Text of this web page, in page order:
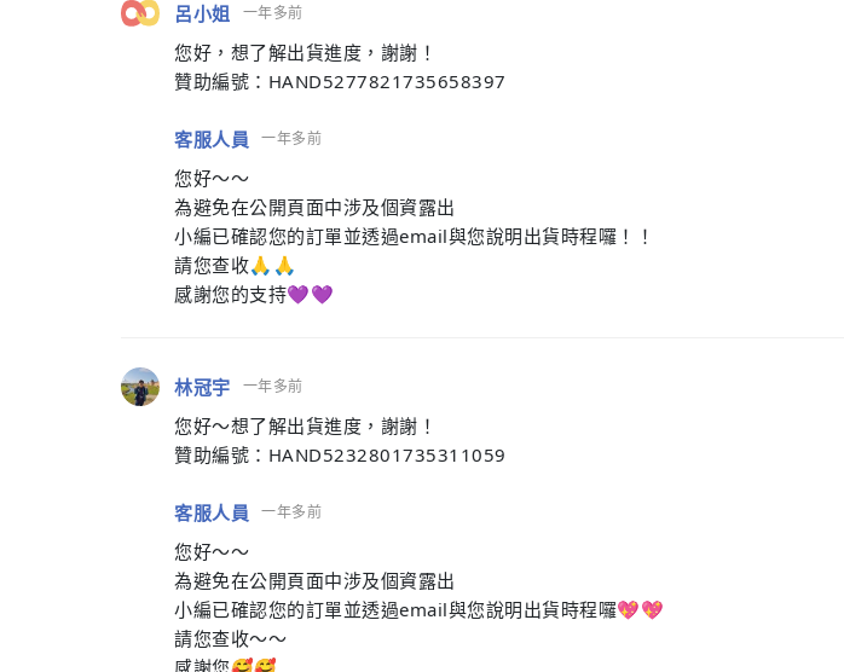
呂小姐 一年多前
您好，想了解出貨進度，謝謝！
贊助編號：HAND5277821735658397
客服人員 一年多前
您好～～
為避免在公開頁面中涉及個資露出
小編已確認您的訂單並透過email與您說明出貨時程囉！！
請您查收🙏🙏
感謝您的支持💜💜
林冠宇 一年多前
您好～想了解出貨進度，謝謝！
贊助編號：HAND5232801735311059
客服人員 一年多前
您好～～
為避免在公開頁面中涉及個資露出
小編已確認您的訂單並透過email與您說明出貨時程囉💖💖
請您查收～～